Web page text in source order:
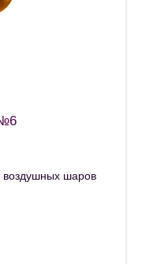
воздушных шаров